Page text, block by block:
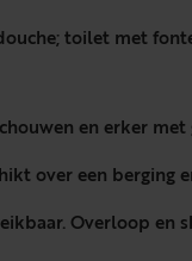
toilet met
en erker met
over een berging
Overloop en